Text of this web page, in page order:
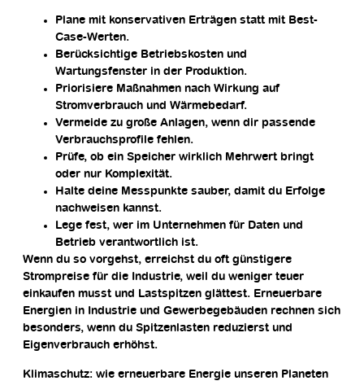
Plane mit konservativen Erträgen statt mit Best-
Case-Werten.
Berücksichtige Betriebskosten und
Wartungsfenster in der Produktion.
Priorisiere Maßnahmen nach Wirkung auf
Stromverbrauch und Wärmebedarf.
Vermeide zu große Anlagen, wenn dir passende
Verbrauchsprofile fehlen.
Prüfe, ob ein Speicher wirklich Mehrwert bringt
oder nur Komplexität.
Halte deine Messpunkte sauber, damit du Erfolge
nachweisen kannst.
Lege fest, wer im Unternehmen für Daten und
Betrieb verantwortlich ist.
Wenn du so vorgehst, erreichst du oft günstigere
Strompreise für die Industrie, weil du weniger teuer
einkaufen musst und Lastspitzen glättest. Erneuerbare
Energien in Industrie und Gewerbegebäuden rechnen sich
besonders, wenn du Spitzenlasten reduzierst und
Eigenverbrauch erhöhst.
Klimaschutz: wie erneuerbare Energie unseren Planeten